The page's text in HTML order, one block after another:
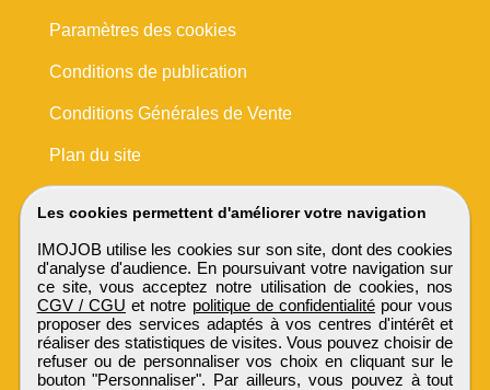
Les cookies permettent d'améliorer votre navigation
IMOJOB utilise les cookies sur son site, dont des cookies
d'analyse d'audience. En poursuivant votre navigation sur
ce site, vous acceptez notre utilisation de cookies, nos
CGV / CGU et notre politique de confidentialité pour vous
proposer des services adaptés à vos centres d'intérêt et
réaliser des statistiques de visites. Vous pouvez choisir de
refuser ou de personnaliser vos choix en cliquant sur le
bouton "Personnaliser". Par ailleurs, vous pouvez à tout
Paramètres des cookies
Conditions de publication
Conditions Générales de Vente
Plan du site